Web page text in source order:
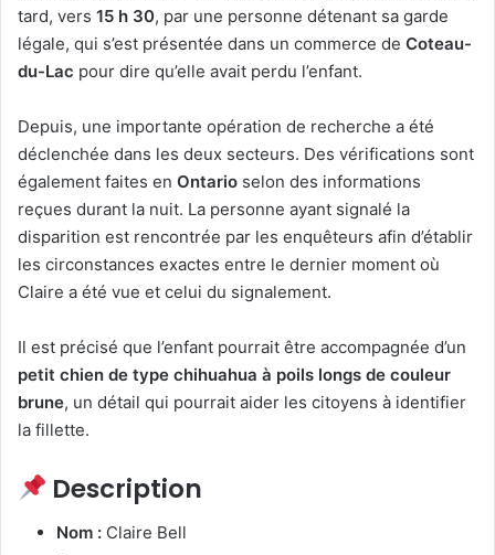
tard, vers 15 h 30, par une personne détenant sa garde
légale, qui s’est présentée dans un commerce de Coteau-
du-Lac pour dire qu’elle avait perdu l’enfant.
Depuis, une importante opération de recherche a été
déclenchée dans les deux secteurs. Des vérifications sont
également faites en Ontario selon des informations
reçues durant la nuit. La personne ayant signalé la
disparition est rencontrée par les enquêteurs afin d’établir
les circonstances exactes entre le dernier moment où
Claire a été vue et celui du signalement.
Il est précisé que l’enfant pourrait être accompagnée d’un
petit chien de type chihuahua à poils longs de couleur
brune, un détail qui pourrait aider les citoyens à identifier
la fillette.
Description
Nom : Claire Bell